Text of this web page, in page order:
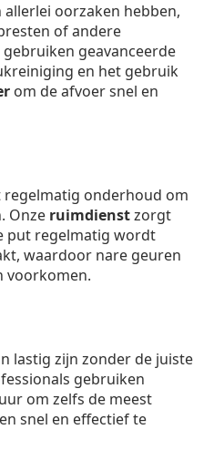
allerlei oorzaken hebben,
of andere
geavanceerde
en het gebruik
om de afvoer snel en
regelmatig onderhoud om
Onze ruimdienstzorgt
put regelmatig wordt
waardoor nare geuren
voorkomen.
lastig zijn zonder de juiste
gebruiken
om zelfs de meest
snel en effectief te